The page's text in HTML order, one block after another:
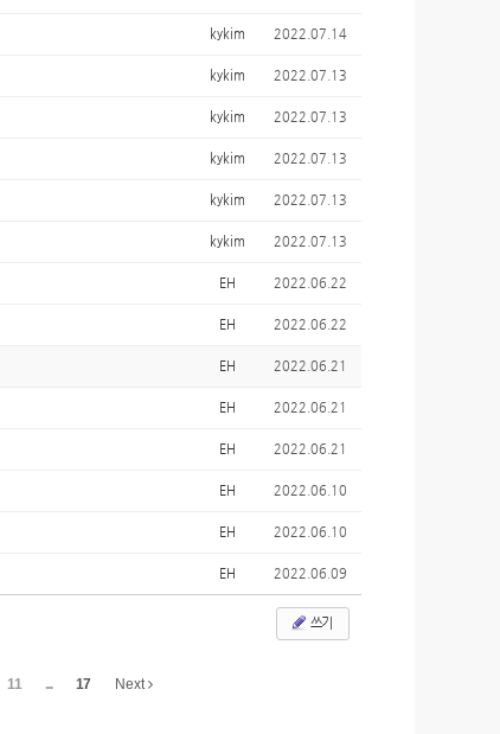
kykim 2022.07.14
kykim 2022.07.13
kykim 2022.07.13
kykim 2022.07.13
kykim 2022.07.13
kykim 2022.07.13
EH 2022.06.22
EH 2022.06.22
EH 2022.06.21
EH 2022.06.21
EH 2022.06.21
EH 2022.06.10
EH 2022.06.10
EH 2022.06.09
쓰기
11 ... 17 Next